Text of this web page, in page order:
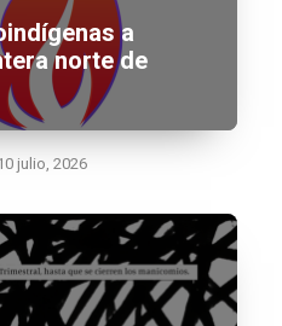
a
norte de
julio, 2026